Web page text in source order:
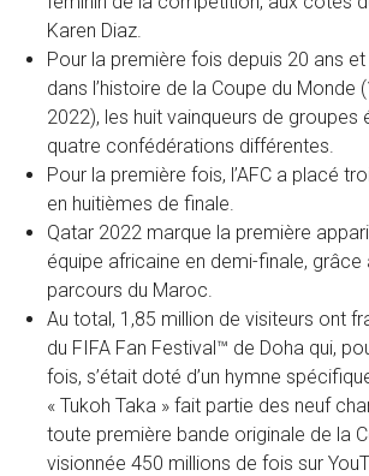
Karen Diaz.
Pour la première fois depuis 20 ans
dans l’histoire de la Coupe du Monde
2022), les huit vainqueurs de groupes
quatre confédérations différentes.
Pour la première fois, l’AFC a placé
en huitièmes de finale.
Qatar 2022 marque la première
équipe africaine en demi-finale, grâce
parcours du Maroc.
Au total, 1,85 million de visiteurs ont
du FIFA Fan Festival™ de Doha qui,
fois, s’était doté d’un hymne
« Tukoh Taka » fait partie des neuf
toute première bande originale de la
visionnée 450 millions de fois sur